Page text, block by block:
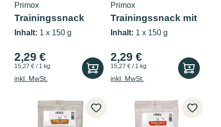
Primox
Trainingssnack
Geflügel & W...
Inhalt: 1 x 150 g
2,29 €
15,27 € / 1 kg
inkl. MwSt.
Primox
Trainingssnack mit
Lamm 150g
Inhalt: 1 x 150 g
2,29 €
15,27 € / 1 kg
inkl. MwSt.